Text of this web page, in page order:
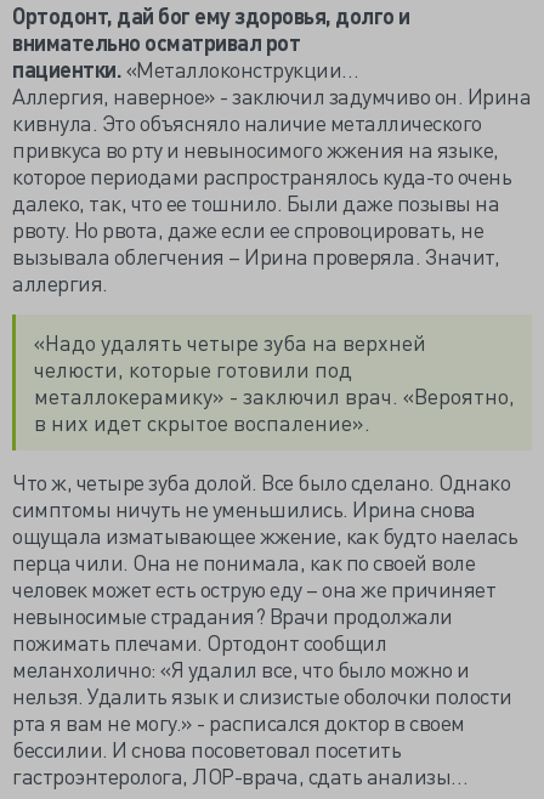
Ортодонт, дай бог ему здоровья, долго и
внимательно осматривал рот
пациентки.«Металлоконструкции…
Аллергия, наверное» - заключил задумчиво он. Ирина
кивнула. Это объясняло наличие металлического
привкуса во рту и невыносимого жжения на языке,
которое периодами распространялось куда-то очень
далеко, так, что ее тошнило. Были даже позывы на
рвоту. Но рвота, даже если ее спровоцировать, не
вызывала облегчения – Ирина проверяла. Значит,
аллергия.
«Надо удалять четыре зуба на верхней
челюсти, которые готовили под
металлокерамику» - заключил врач. «Вероятно,
в них идет скрытое воспаление».
Что ж, четыре зуба долой. Все было сделано. Однако
симптомы ничуть не уменьшились. Ирина снова
ощущала изматывающее жжение, как будто наелась
перца чили. Она не понимала, как по своей воле
человек может есть острую еду – она же причиняет
невыносимые страдания? Врачи продолжали
пожимать плечами. Ортодонт сообщил
меланхолично: «Я удалил все, что было можно и
нельзя. Удалить язык и слизистые оболочки полости
рта я вам не могу.» - расписался доктор в своем
бессилии. И снова посоветовал посетить
гастроэнтеролога, ЛОР-врача, сдать анализы…